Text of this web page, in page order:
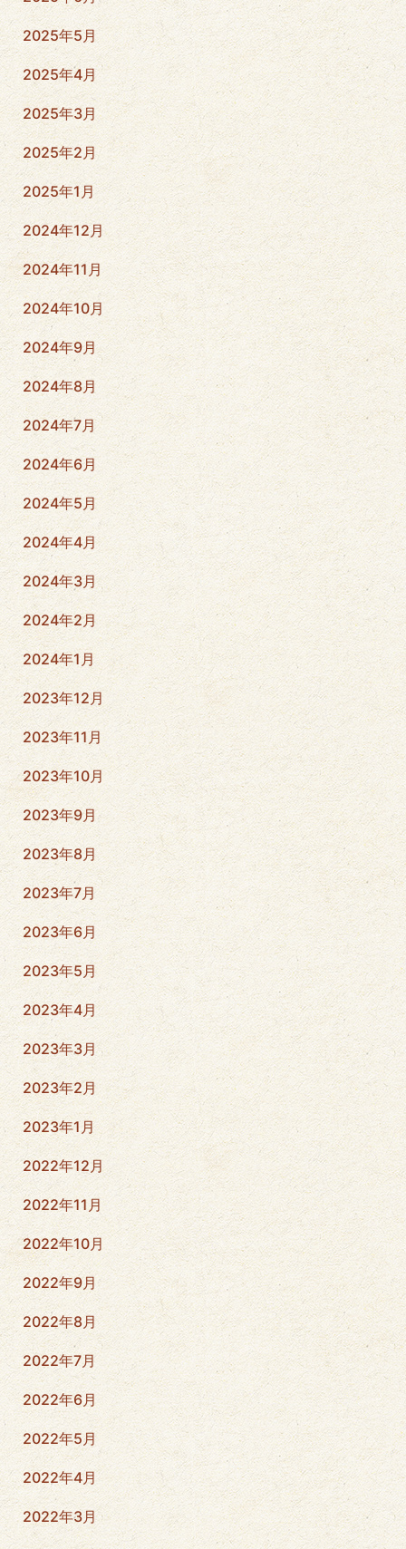
2025年5月
2025年4月
2025年3月
2025年2月
2025年1月
2024年12月
2024年11月
2024年10月
2024年9月
2024年8月
2024年7月
2024年6月
2024年5月
2024年4月
2024年3月
2024年2月
2024年1月
2023年12月
2023年11月
2023年10月
2023年9月
2023年8月
2023年7月
2023年6月
2023年5月
2023年4月
2023年3月
2023年2月
2023年1月
2022年12月
2022年11月
2022年10月
2022年9月
2022年8月
2022年7月
2022年6月
2022年5月
2022年4月
2022年3月